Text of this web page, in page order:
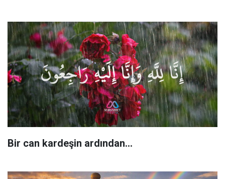
Bir can kardeşin ardından…